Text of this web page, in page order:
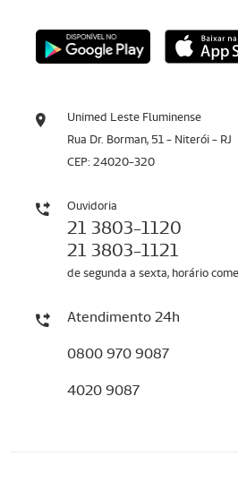
Unimed Leste Fluminense
Rua Dr. Borman, 51 - Niterói - RJ
CEP: 24020-320
Ouvidoria
21 3803-1120
21 3803-1121
de segunda a sexta, horário
Atendimento 24h
0800 970 9087
4020 9087